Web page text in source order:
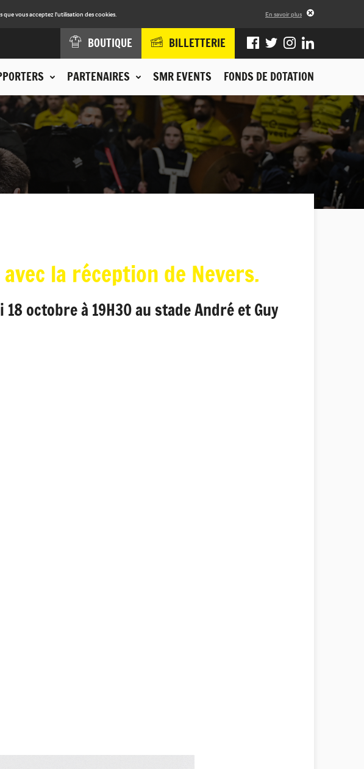
vous acceptez l'utilisation des cookies. En savoir plus
PARTENAIRES SMR EVENTS FONDS DE DOTATION
BOUTIQUE BILLETTERIE
la réception de Nevers.
octobre à 19H30 au stade André et Guy